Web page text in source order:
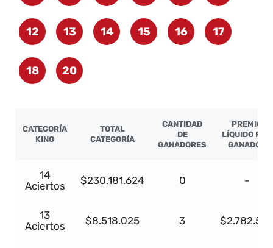
12 13 14 15 16 17
18 20
CATEGORÍA
KINO
TOTAL
CATEGORÍA
CANTIDAD
DE
GANADORES
PREMIO
LÍQUIDO POR
GANADOR
14
Aciertos
$230.181.624 0 -
13
Aciertos
$8.518.025 3 $2.782.555